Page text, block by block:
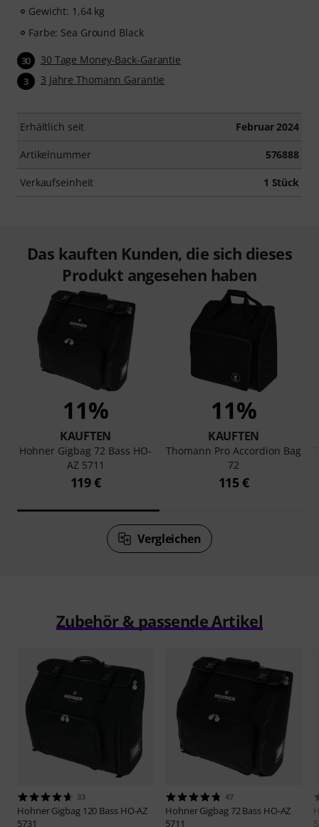
Gewicht: 1,64 kg
Farbe: Sea Ground Black
30 30 Tage Money-Back-Garantie
3 3 Jahre Thomann Garantie
Erhältlich seit Februar 2024
Artikelnummer 576888
Verkaufseinheit 1 Stück
Das kauften Kunden, die sich dieses
Produkt angesehen haben
11%
KAUFTEN
Hohner Gigbag 72 Bass HO-
AZ 5711
119 €
11%
KAUFTEN
Thomann Pro Accordion Bag
72
115 €
Vergleichen
Zubehör & passende Artikel
33
HohnerGigbag 120 Bass HO-AZ
5731
47
HohnerGigbag 72 Bass HO-AZ
5711